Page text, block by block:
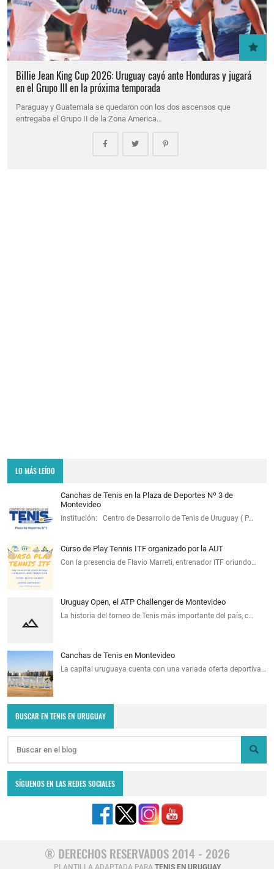
Billie Jean King Cup 2026: Uruguay cayó ante Honduras y jugará
en el Grupo III en la próxima temporada
Paraguay y Guatemala se quedaron con los dos ascensos que
entregaba el Grupo II de la Zona America…
LO MÁS LEÍDO
Canchas de Tenis en la Plaza de Deportes Nº 3 de
Montevideo
Institución: Centro de Desarrollo de Tenis de Uruguay ( P…
Curso de Play Tennis ITF organizado por la AUT
Con la presencia de Flavio Marreti, entrenador ITF oriundo…
Uruguay Open, el ATP Challenger de Montevideo
La historia del torneo de Tenis más importante del país, c…
Canchas de Tenis en Montevideo
La capital uruguaya cuenta con una variada oferta deportiva…
BUSCAR EN TENIS EN URUGUAY
SÍGUENOS EN LAS REDES SOCIALES
® DERECHOS RESERVADOS 2014 - 2026
PLANTILLA ADAPTADA PARA TENIS EN URUGUAY